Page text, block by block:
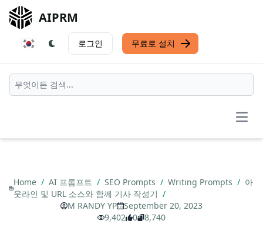
AIPRM
로그인 무료로 설치
Home / AI 프롬프트 / SEO Prompts / Writing Prompts / 아
웃라인 및 URL 소스와 함께 기사 작성기 /
M RANDY YP
September 20, 2023
9,402
0 8,740